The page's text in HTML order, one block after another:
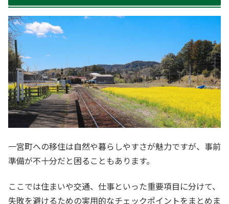
一宮町への移住は自然や暮らしやすさが魅力ですが、事前
準備が不十分だと困ることもあります。
ここでは住まいや交通、仕事といった重要項目に分けて、
失敗を避けるための実用的なチェックポイントをまとめま